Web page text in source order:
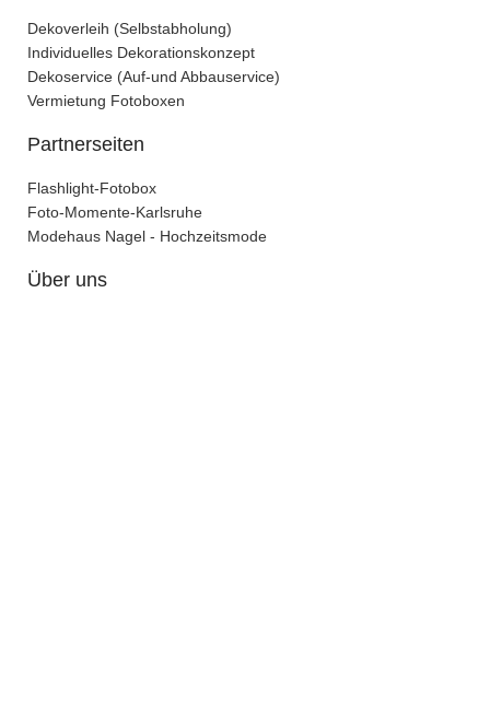
Dekoverleih (Selbstabholung)
Individuelles Dekorationskonzept
Dekoservice (Auf-und Abbauservice)
Vermietung Fotoboxen
Partnerseiten
Flashlight-Fotobox
Foto-Momente-Karlsruhe
Modehaus Nagel - Hochzeitsmode
Über uns